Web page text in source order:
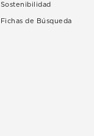
Sostenibilidad
Fichas de Búsqueda